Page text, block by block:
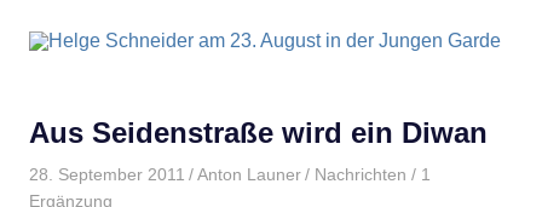
Aus Seidenstraße wird ein Diwan
28. September 2011 Anton Launer Nachrichten / 1
Ergänzung